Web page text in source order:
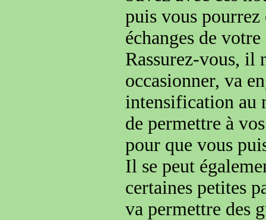
puis vous pourrez
échanges de
Rassurez-vous, il
occasionner, va
intensification au
de permettre à
pour que vous
Il se peut
certaines petites
va permettre des